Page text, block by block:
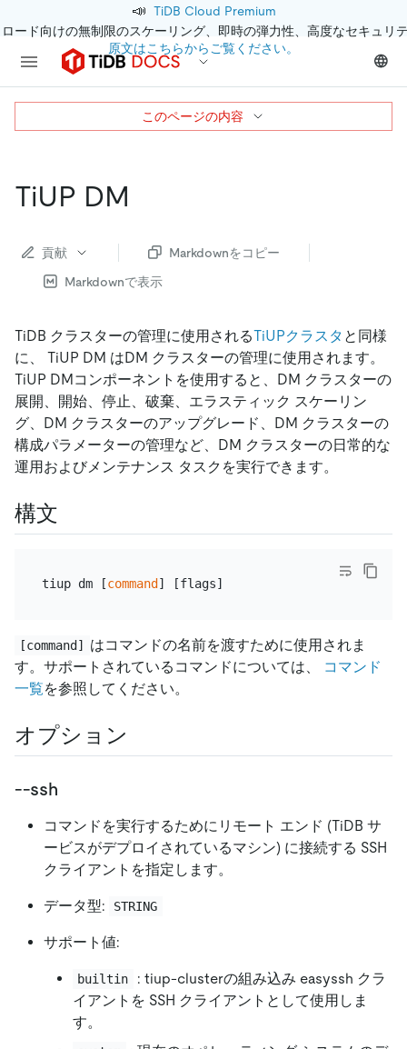
📣 TiDB Cloud Premium
ード向けの無制限のスケーリング、即時の弾力性、高度なセキュリ
原文はこちらからご覧ください。
TiUP DM
貢献
Markdownをコピー
Markdownで表示
TiDB クラスターの管理に使用されるTiUPクラスタ と同様
に、 TiUP DM はDM クラスターの管理に使用されます。
TiUP DMコンポーネントを使用すると、DM クラスターの
展開、開始、停止、破棄、エラスティック スケーリン
グ、DM クラスターのアップグレード、DM クラスターの
構成パラメーターの管理など、DM クラスターの日常的な
運用およびメンテナンス タスクを実行できます。
構文
tiup dm [command
[command]
はコマンドの名前を渡すために使用されま
す。サポートされているコマンドについては、
コマンド
一覧を参照してください。
オプション
--ssh
コマンドを実行するためにリモート エンド (TiDB サ
ービスがデプロイされているマシン) に接続する SSH
クライアントを指定します。
データ型: STRING
サポート値:
builtin
: tiup-clusterの組み込み easyssh クラ
イアントを SSH クライアントとして使用しま
す。
このページの内容